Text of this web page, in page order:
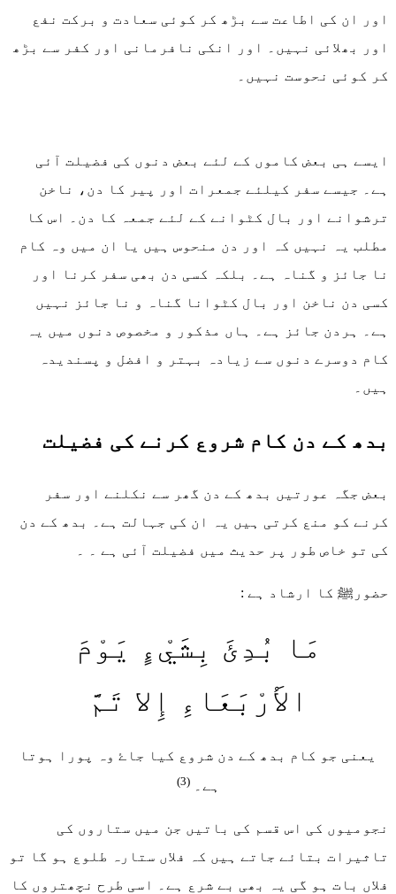
اور ان کی اطاعت سے بڑھ کر کوئی سعادت و برکت نفع
اور بھلائی نہیں۔ اور انکی نافرمانی اور کفر سے بڑھ
کر کوئی نحوست نہیں۔
ایسے ہی بعض کاموں کے لئے بعض دنوں کی فضیلت آئی
ہے۔ جیسے سفر کیلئے جمعرات اور پیر کا دن، ناخن
ترشوانے اور بال کٹوانے کے لئے جمعہ کا دن۔ اس کا
مطلب یہ نہیں کہ اور دن منحوس ہیں یا ان میں وہ کام
نا جائز و گناہ ہے۔ بلکہ کسی دن بھی سفر کرنا اور
کسی دن ناخن اور بال کٹوانا گناہ و نا جائز نہیں
ہے۔ ہردن جائز ہے۔ ہاں مذکور و مخصوص دنوں میں یہ
کام دوسرے دنوں سے زیادہ بہتر و افضل و پسندیدہ
ہیں۔
بدھ کے دن کام شروع کرنے کی فضیلت
بعض جگہ عورتیں بدھ کے دن گھر سے نکلنے اور سفر
کرنے کو منع کرتی ہیں یہ ان کی جہالت ہے۔ بدھ کے دن
کی تو خاص طور پر حدیث میں فضیلت آئی ہے ۔ ۔
حضورﷺ کا ارشاد ہے :
مَا بُدِئَ بِشَيْءٍ يَوْمَ
الأَرْبَعَاءِ إِلا تَمَّ
یعنی جو کام بدھ کے دن شروع کیا جاۓ وہ پورا ہوتا
ہے۔(3)
نجومیوں کی اس قسم کی باتیں جن میں ستاروں کی
تاثیرات بتائے جاتے ہیں کہ فلاں ستارہ طلوع ہو گا تو
فلاں بات ہو گی یہ بھی بے شرع ہے۔ اسی طرح نچھتروں کا